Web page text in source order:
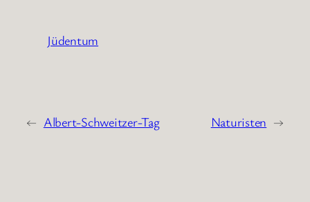
Jüdentum
← Albert-Schweitzer-Tag Naturisten →